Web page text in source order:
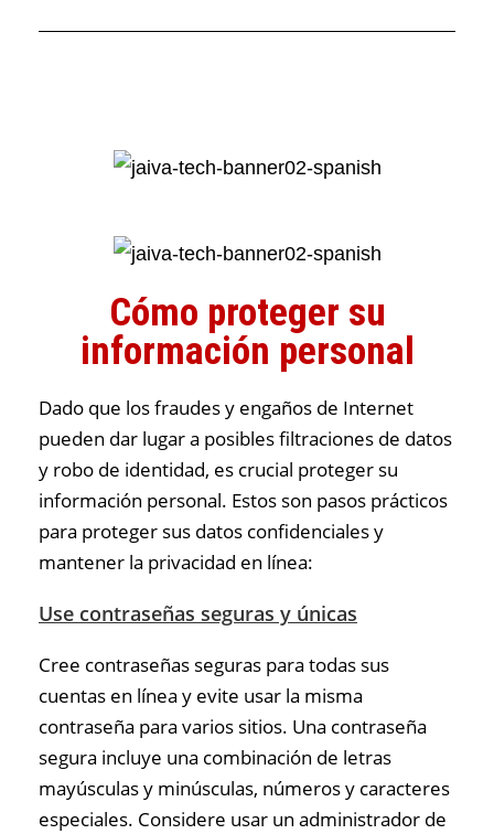
Cómo proteger su
información personal
Dado que los fraudes y engaños de Internet
pueden dar lugar a posibles filtraciones de datos
y robo de identidad, es crucial proteger su
información personal. Estos son pasos prácticos
para proteger sus datos confidenciales y
mantener la privacidad en línea:
Use contraseñas seguras y únicas
Cree contraseñas seguras para todas sus
cuentas en línea y evite usar la misma
contraseña para varios sitios. Una contraseña
segura incluye una combinación de letras
mayúsculas y minúsculas, números y caracteres
especiales. Considere usar un administrador de